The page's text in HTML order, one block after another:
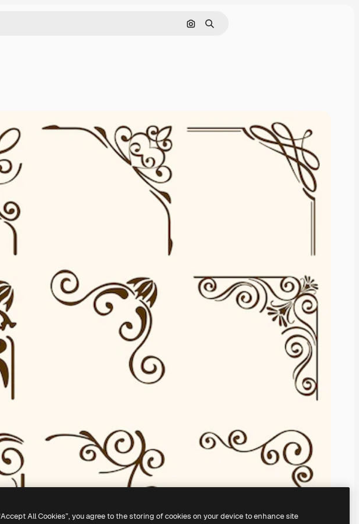
Buscar por imagen
Buscar
All Cookies”, you agree to the storing of cookies on your device to enhance site